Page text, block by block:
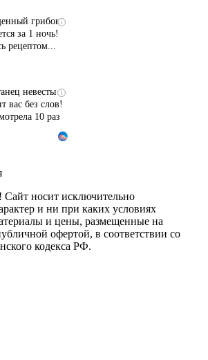
за 1 ночь!
рецептом...
вас без слов!
10 раз
пару
увиденного
i
из Омска: вы
смеяться долго
это
носит исключительно
и ни при каких условиях
и цены, размещенные на
офертой, в соответствии со
кодекса РФ.